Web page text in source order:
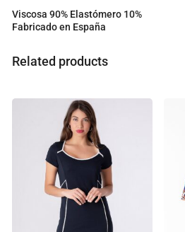
t
o
a
l
Viscosa 90% Elastómero 10%
Fabricado en España
Related products